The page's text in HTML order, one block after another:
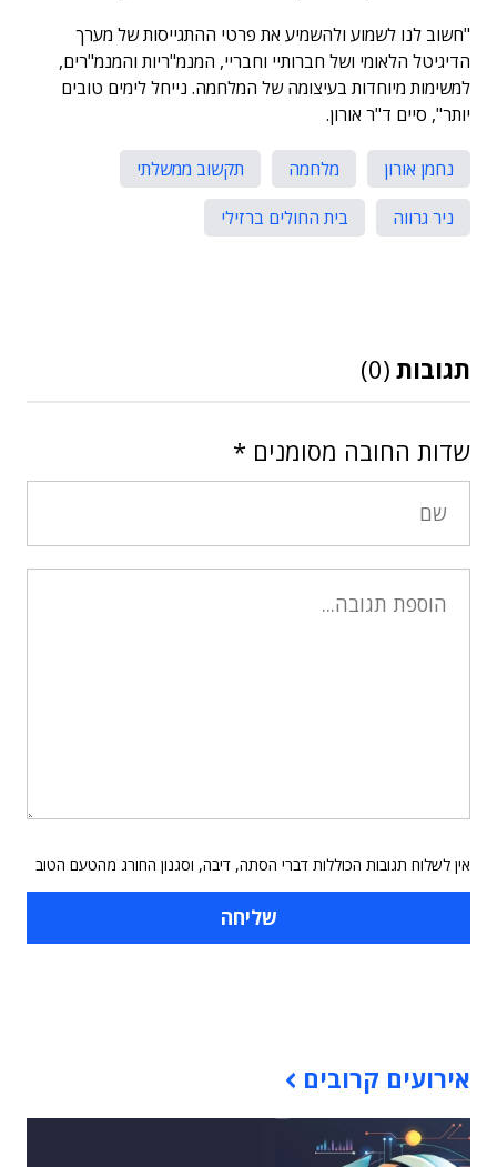
"חשוב לנו לשמוע ולהשמיע את פרטי ההתגייסות של מערך
הדיגיטל הלאומי ושל חברותיי וחבריי, המנמ"ריות והמנמ"רים,
למשימות מיוחדות בעיצומה של המלחמה. נייחל לימים טובים
יותר", סיים ד"ר אורון.
נחמן אורון מלחמה
תקשוב ממשלתי
ניר גרווה
בית החולים ברזילי
תגובות (0)
שדות החובה מסומנים *
אין לשלוח תגובות הכוללות דברי הסתה, דיבה, וסגנון החורג מהטעם הטוב
אירועים קרובים